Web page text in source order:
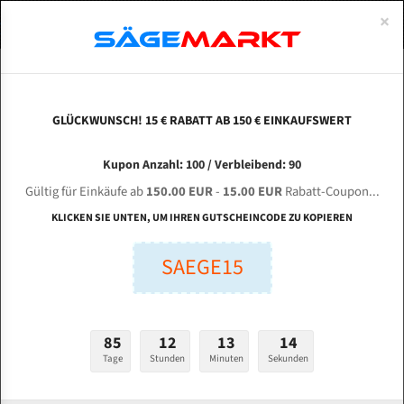
HEYINUO SD - 4038 für 4070 mm Bi-Metall
Bandsägeblätter
Länge (mm):
Stärken + Zahnteilung:
mm
ABOUTS
ENGLISH
Bi-Metall Meterware
Fleischerei Bandsägeblätter
Bandmesser Glatt Meterware
Konvex Meterware
×
GLÜCKWUNSCH! 15 € RABATT AB 150 € EINKAUFSWERT
Kupon Anzahl: 100 / Verbleibend: 90
Gültig für Einkäufe ab150.00 EUR- 15.00 EURRabatt-Coupon...
KLICKEN SIE UNTEN, UM IHREN GUTSCHEINCODE ZU KOPIEREN
SAEGE15
85
Tage
12
Stunden
13
Minuten
13
Sekunden